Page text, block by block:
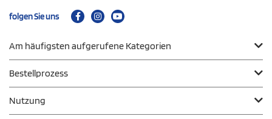
folgen Sie uns
Am häufigsten aufgerufene Kategorien
Bestellprozess
Nutzung